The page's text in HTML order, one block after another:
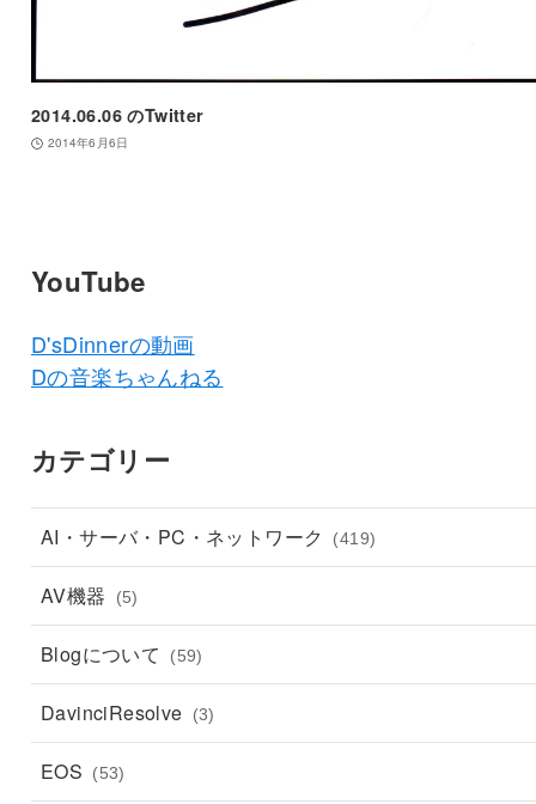
2014.06.06 のTwitter
2014年6月6日
YouTube
D'sDinnerの動画
Dの音楽ちゃんねる
カテゴリー
AI・サーバ・PC・ネットワーク (419)
AV機器 (5)
Blogについて (59)
DavinciResolve (3)
EOS (53)